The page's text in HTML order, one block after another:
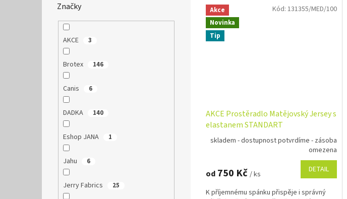
Značky
AKCE 3
Brotex 146
Canis 6
DADKA 140
Eshop JANA 1
Jahu 6
Jerry Fabrics 25
Akce
Novinka
Tip
AKCE Prostěradlo Matějovský Jersey s
elastanem STANDART
100/180x200cm barva dle výběru
skladem - dostupnost potvrdíme - zásoba
omezena
od 750 Kč / ks DETAIL
K příjemnému spánku přispěje i správný
Kód: 131355/MED/100